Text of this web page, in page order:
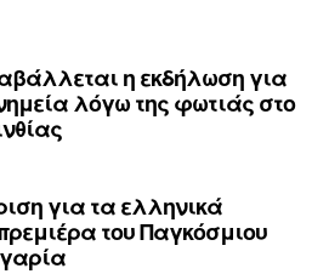
η εκδήλωση για
λόγω της φωτιάς στο
για τα ελληνικά
του Παγκόσμιου